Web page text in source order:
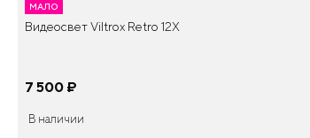
МАЛО
Видеосвет Viltrox Retro 12X
7 500 ¤
В наличии